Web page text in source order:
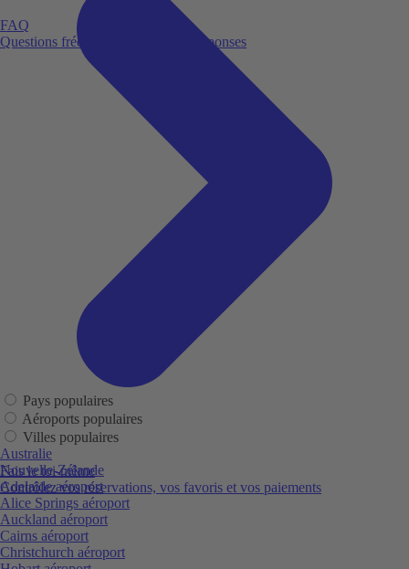
FAQ
Questions fréquemment posées et réponses
Fais le toi-même
Contrôlez vos réservations, vos favoris et vos paiements
Pays populaires
Aéroports populaires
Villes populaires
Australie
Nouvelle-Zélande
Adelaide aéroport
Alice Springs aéroport
Auckland aéroport
Cairns aéroport
Christchurch aéroport